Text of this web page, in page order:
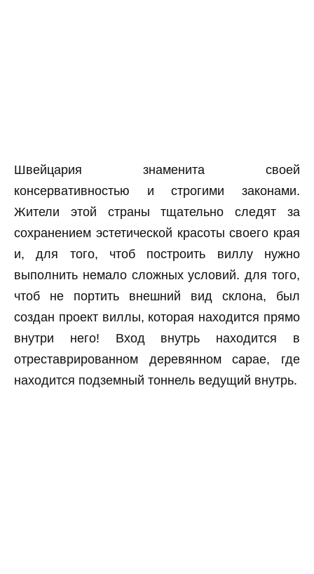
Швейцария знаменита своей
консервативностью и строгими законами.
Жители этой страны тщательно следят за
сохранением эстетической красоты своего края
и, для того, чтоб построить виллу нужно
выполнить немало сложных условий. для того,
чтоб не портить внешний вид склона, был
создан проект виллы, которая находится прямо
внутри него! Вход внутрь находится в
отреставрированном деревянном сарае, где
находится подземный тоннель ведущий внутрь.